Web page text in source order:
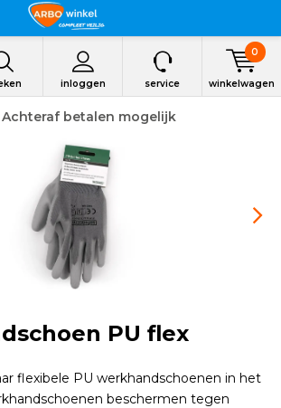
inloggen service winkelwagen
0
Achteraf betalen mogelijk
PU flex
flexibele PU werkhandschoenen in het
beschermen tegen